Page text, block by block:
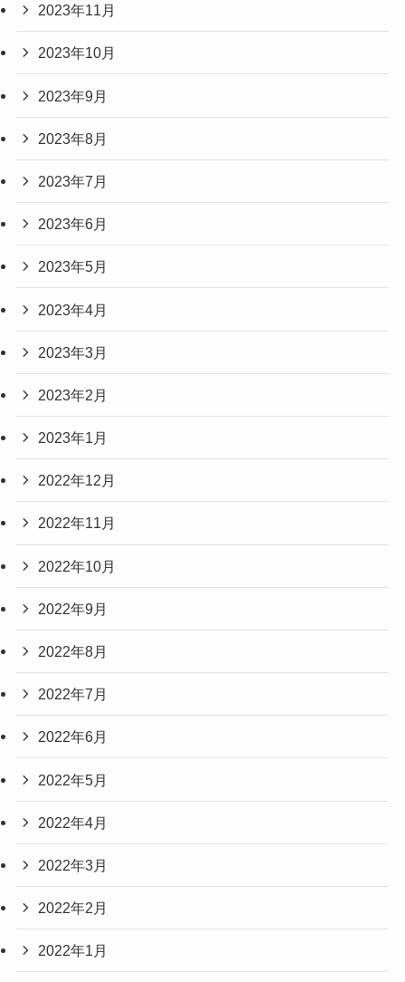
2023年11月
2023年10月
2023年9月
2023年8月
2023年7月
2023年6月
2023年5月
2023年4月
2023年3月
2023年2月
2023年1月
2022年12月
2022年11月
2022年10月
2022年9月
2022年8月
2022年7月
2022年6月
2022年5月
2022年4月
2022年3月
2022年2月
2022年1月